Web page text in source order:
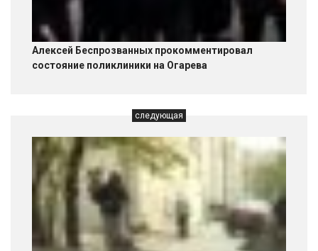
Алексей Беспрозванных прокомментировал
состояние поликлиники на Огарева
следующая